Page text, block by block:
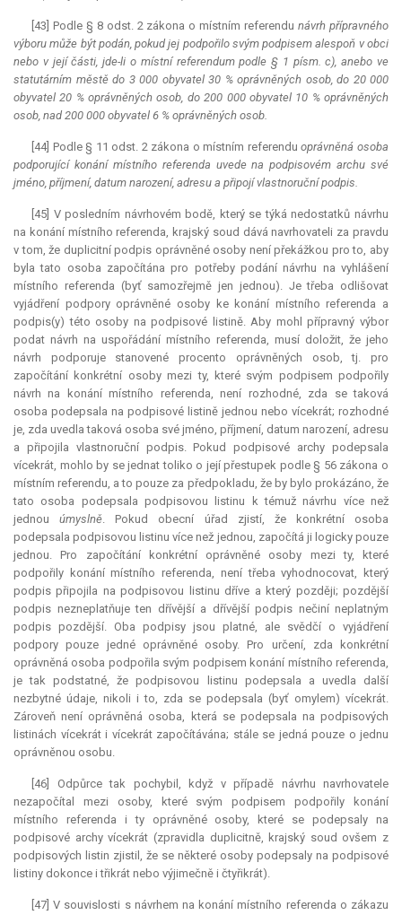
[43] Podle § 8 odst. 2 zákona o místním referendunávrh přípravného
výboru může být podán, pokud jej podpořilo svým podpisem alespoň v obci
nebo v její části, jde-li o místní referendumpodle § 1 písm. c), anebo ve
statutárním městě do 3 000 obyvatel 30 % oprávněných osob, do 20 000
obyvatel 20 % oprávněných osob, do 200 000 obyvatel 10 % oprávněných
osob, nad 200 000 obyvatel 6 % oprávněných osob.
[44] Podle § 11 odst. 2 zákona o místním referenduoprávněná osoba
podporující konání místního referenda uvede na podpisovém archu své
jméno, příjmení, datum narození, adresu a připojí vlastnoruční podpis.
[45] V posledním návrhovém bodě, který se týká nedostatků návrhu
na konání místního referenda, krajský soud dává navrhovateli za pravdu
v tom, že duplicitní podpis oprávněné osoby není překážkou pro to, aby
byla tato osoba započítána pro potřeby podání návrhu na vyhlášení
místního referenda (byť samozřejmě jen jednou). Je třeba odlišovat
vyjádření podpory oprávněné osoby ke konání místního referenda a
podpis(y) této osoby na podpisové listině. Aby mohl přípravný výbor
podat návrh na uspořádání místního referenda, musí doložit, že jeho
návrh podporuje stanovené procento oprávněných osob, tj. pro
započítání konkrétní osoby mezi ty, které svým podpisem podpořily
návrh na konání místního referenda, není rozhodné, zda se taková
osoba podepsala na podpisové listině jednou nebo vícekrát; rozhodné
je, zda uvedla taková osoba své jméno, příjmení, datum narození, adresu
a připojila vlastnoruční podpis. Pokud podpisové archy podepsala
vícekrát, mohlo by se jednat toliko o její přestupek podle § 56 zákona o
místním referendu, a to pouze za předpokladu, že by bylo prokázáno, že
tato osoba podepsala podpisovou listinu k témuž návrhu více než
jednouúmyslně. Pokud obecní úřad zjistí, že konkrétní osoba
podepsala podpisovou listinu více než jednou, započítá ji logicky pouze
jednou. Pro započítání konkrétní oprávněné osoby mezi ty, které
podpořily konání místního referenda, není třeba vyhodnocovat, který
podpis připojila na podpisovou listinu dříve a který později; pozdější
podpis nezneplatňuje ten dřívější a dřívější podpis nečiní neplatným
podpis pozdější. Oba podpisy jsou platné, ale svědčí o vyjádření
podpory pouze jedné oprávněné osoby. Pro určení, zda konkrétní
oprávněná osoba podpořila svým podpisem konání místního referenda,
je tak podstatné, že podpisovou listinu podepsala a uvedla další
nezbytné údaje, nikoli i to, zda se podepsala (byť omylem) vícekrát.
Zároveň není oprávněná osoba, která se podepsala na podpisových
listinách vícekrát i vícekrát započítávána; stále se jedná pouze o jednu
oprávněnou osobu.
[46] Odpůrce tak pochybil, když v případě návrhu navrhovatele
nezapočítal mezi osoby, které svým podpisem podpořily konání
místního referenda i ty oprávněné osoby, které se podepsaly na
podpisové archy vícekrát (zpravidla duplicitně, krajský soud ovšem z
podpisových listin zjistil, že se některé osoby podepsaly na podpisové
listiny dokonce i třikrát nebo výjimečně i čtyřikrát).
[47] V souvislosti s návrhem na konání místního referenda o zákazu